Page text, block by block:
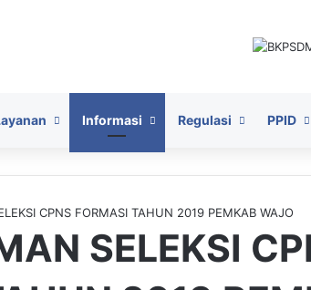
Informasi Regulasi PPID
CPNS FORMASI TAHUN 2019 PEMKAB WAJO
SELEKSI